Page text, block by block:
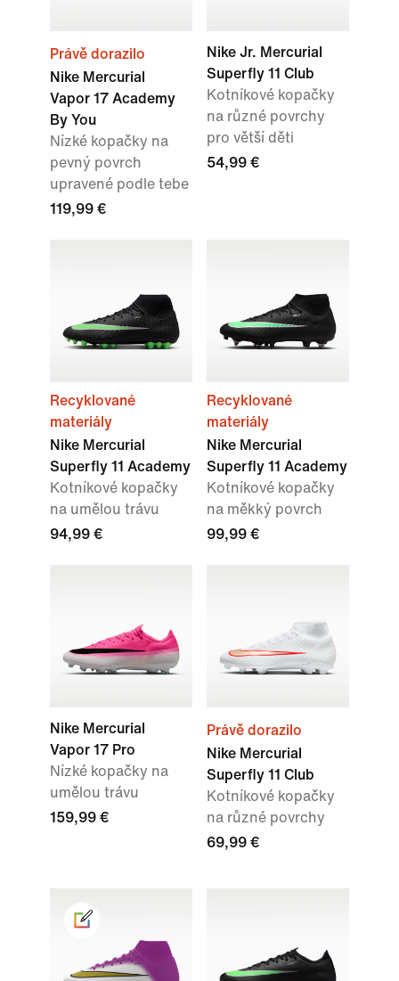
Právě dorazilo
Nike Mercurial
Vapor 17 Academy
By You
Nízké kopačky na
pevný povrch
upravené podle tebe
119,99 €
Nike Jr. Mercurial
Superfly 11 Club
Kotníkové kopačky
na různé povrchy
pro větší děti
54,99 €
Recyklované
materiály
Nike Mercurial
Superfly 11 Academy
Kotníkové kopačky
na umělou trávu
94,99 €
Recyklované
materiály
Nike Mercurial
Superfly 11 Academy
Kotníkové kopačky
na měkký povrch
99,99 €
Nike Mercurial
Vapor 17 Pro
Nízké kopačky na
umělou trávu
159,99 €
Právě dorazilo
Nike Mercurial
Superfly 11 Club
Kotníkové kopačky
na různé povrchy
69,99 €